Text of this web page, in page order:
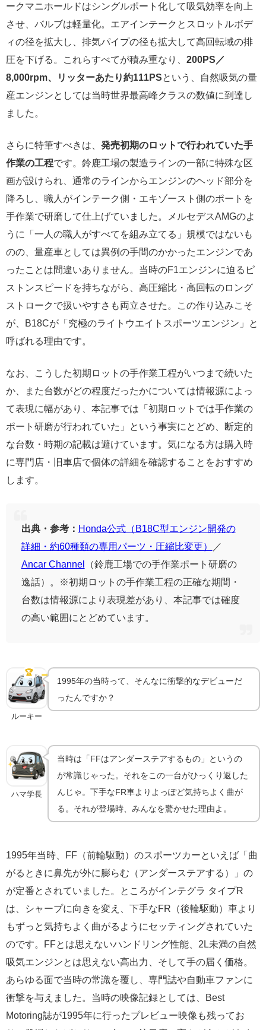
ークマニホールドはシングルポート化して吸気効率を向上
させ、バルブは軽量化。エアインテークとスロットルボデ
ィの径を拡大し、排気パイプの径も拡大して高回転域の排
圧を下げる。これらすべてが積み重なり、 200PS／
8,000rpm、リッターあたり約111PS という、自然吸気の量
産エンジンとしては当時世界最高峰クラスの数値に到達し
ました。
さらに特筆すべきは、 発売初期のロットで行われていた手
作業の工程です。鈴鹿工場の製造ラインの一部に特殊な区
画が設けられ、通常のラインからエンジンのヘッド部分を
降ろし、職人がインテーク側・エキゾースト側のポートを
手作業で研磨して仕上げていました。メルセデスAMGのよ
うに「一人の職人がすべてを組み立てる」規模ではないも
のの、量産車としては異例の手間のかかったエンジンであ
ったことは間違いありません。当時のF1エンジンに迫るピ
ストンスピードを持ちながら、高圧縮比・高回転のロング
ストロークで扱いやすさも両立させた。この作り込みこそ
が、B18Cが「究極のライトウエイトスポーツエンジン」と
呼ばれる理由です。
なお、こうした初期ロットの手作業工程がいつまで続いた
か、また台数がどの程度だったかについては情報源によっ
て表現に幅があり、本記事では「初期ロットでは手作業の
ポート研磨が行われていた」という事実にとどめ、断定的
な台数・時期の記載は避けています。気になる方は購入時
に専門店・旧車店で個体の詳細を確認することをおすすめ
します。
出典・参考： Honda公式（B18C型エンジン開発の
詳細・約60種類の専用パーツ・圧縮比変更）
／
Ancar Channel
（鈴鹿工場での手作業ポート研磨の
逸話）。※初期ロットの手作業工程の正確な期間・
台数は情報源により表現差があり、本記事では確度
の高い範囲にとどめています。
🏆 発売当時の衝撃
「FFは曲がらない」を覆した登場時の評価
ルーキー
1995年の当時って、そんなに衝撃的なデビューだ
ったんですか？
ハマ学長
当時は「FFはアンダーステアするもの」というの
が常識じゃった。それをこの一台がひっくり返した
んじゃ。下手なFR車よりよっぽど気持ちよく曲が
る。それが登場時、みんなを驚かせた理由よ。
1995年当時、FF（前輪駆動）のスポーツカーといえば「曲
がるときに鼻先が外に膨らむ（アンダーステアする）」の
が定番とされていました。ところがインテグラ タイプR
は、シャープに向きを変え、下手なFR（後輪駆動）車より
もずっと気持ちよく曲がるようにセッティングされていた
のです。FFとは思えないハンドリング性能、2L未満の自然
吸気エンジンとは思えない高出力、そして手の届く価格。
あらゆる面で当時の常識を覆し、専門誌や自動車ファンに
衝撃を与えました。当時の映像記録としては、Best
Motoring誌が1995年に行ったプレビュー映像も残ってお